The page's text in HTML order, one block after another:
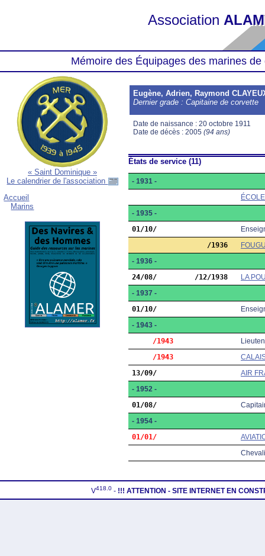
Association
Mémoire des Équipages des marines
« Saint Dominique »
Le calendrier de l'association
Accueil
Marins
Eugène, Adrien, Raymond
Dernier grade : Capitaine de corvette
Date de naissance : 20 octobre 1911
Date de décès : 2005 (94 ans)
États de service (11)
- 1931 -
- 1935 -
01/10/
     /1936
- 1936 -
24/08/
  /12/1938
LA
- 1937 -
01/10/
- 1943 -
     /1943
     /1943
13/09/
AIR
- 1952 -
01/08/
- 1954 -
01/01/
V418.0 - !!! ATTENTION - SITE INTERNET EN